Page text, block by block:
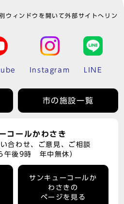
ウィンドウを開いて外部サイトへリン
Instagram LINE
市の施設一覧
コールかわさき
合わせ、ご意見、ご相談
午後9時 年中無休）
サンキューコールか
わさきの
ページを見る